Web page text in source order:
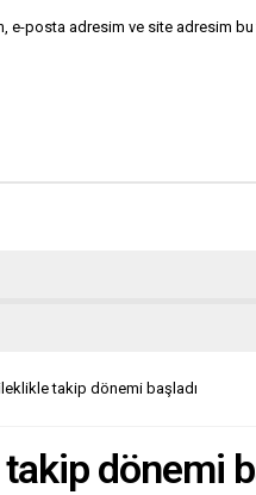
e-posta adresim ve site adresim bu
takip dönemi başladı
dönemi